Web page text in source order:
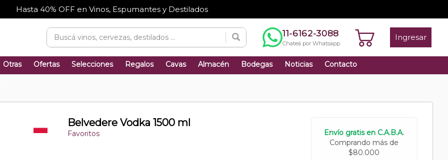
Hasta 40% OFF en Vinos, Espumantes y Destilados
11-6162-3088
Chateá por Whatsapp
Ingresar
Otras Ofertas Selecciones Regalos Cavas Almacén Bodegas Noticias Contacto
Belvedere Vodka 1500 ml
Favoritos
Envío gratis en C.A.B.A.
Comprando más de
$80.000